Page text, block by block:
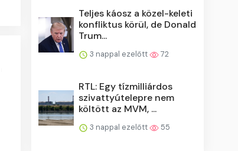
Teljes káosz a közel-keleti
konfliktus körül, de Donald
Trum...
3 nappal ezelőtt 72
RTL: Egy tízmilliárdos
szivattyútelepre nem
költött az MVM, ...
3 nappal ezelőtt 55